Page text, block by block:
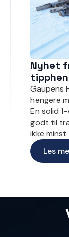
Nyhet
Gaupens
hengere
En solid
godt til
ikke
Les